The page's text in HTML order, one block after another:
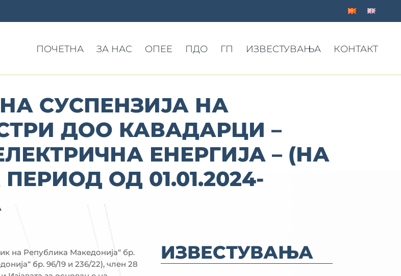
ПОЧЕТНА ЗА НАС ОПЕЕ ПДО ГП ИЗВЕСТУВАЊА КОНТАКТ
СУСПЕНЗИЈА НА
ДОО КАВАДАРЦИ –
ЕНЕРГИЈА – (НА
ПЕРИОД ОД 01.01.2024-
на Република Македонија“ бр.
бр. 96/19 и 236/22), член 28
ИЗВЕСТУВАЊА